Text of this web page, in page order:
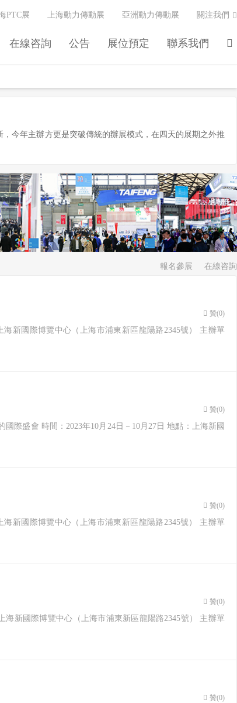
在線咨詢 公告 展位預定 聯系我們
PTC展 上海動力傳動展 亞洲動力傳動展 關注我們
今年主辦方更是突破傳統的辦展模式，在四天的展期之外推
報名參展 在線咨詢
贊(0)
海新國際博覽中心（上海市浦東新區龍陽路2345號） 主辦單
贊(0)
際盛會 時間：2023年10月24日－10月27日 地點：上海新國
贊(0)
海新國際博覽中心（上海市浦東新區龍陽路2345號） 主辦單
贊(0)
海新國際博覽中心（上海市浦東新區龍陽路2345號） 主辦單
贊(0)